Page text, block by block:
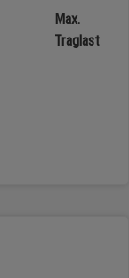
Max.
Traglast